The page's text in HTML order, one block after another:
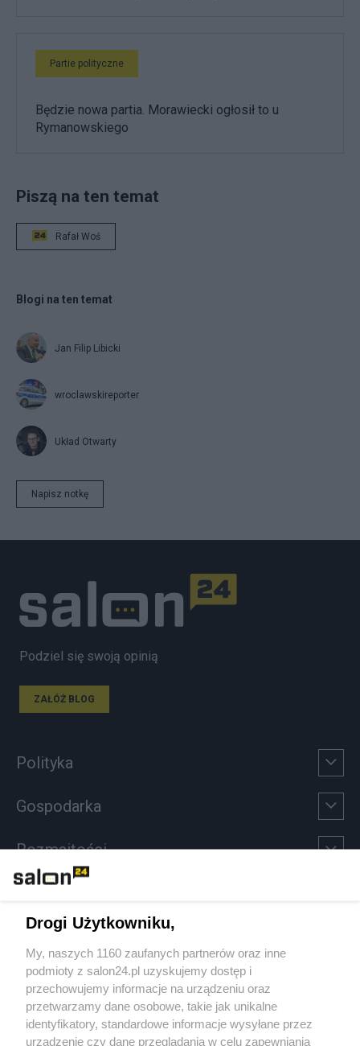
Partie polityczne
Będzie nowa partia. Morawiecki ogłosił to u
Rymanowskiego
Piszą na ten temat
Rafał Woś
Blogi na ten temat
Jan Filip Libicki
wroclawskireporter
Układ Otwarty
Napisz notkę
Podziel się swoją opinią
ZAŁÓŻ BLOG
Polityka
Gospodarka
Rozmaitości
Sport
Społeczeństwo
Kultura
Drogi Użytkowniku,
My, naszych 1160 zaufanych partnerów oraz inne
podmioty z salon24.pl uzyskujemy dostęp i
przechowujemy informacje na urządzeniu oraz
przetwarzamy dane osobowe, takie jak unikalne
identyfikatory, standardowe informacje wysyłane przez
urządzenie czy dane przeglądania w celu zapewniania